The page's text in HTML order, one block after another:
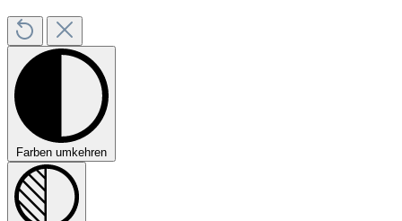
Farben umkehren